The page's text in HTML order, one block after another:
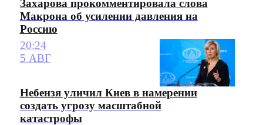
Захарова прокомментировала слова
Макрона об усилении давления на
Россию
20:24
5 АВГ
Небензя уличил Киев в намерении
создать угрозу масштабной
катастрофы